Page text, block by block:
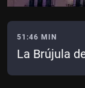
51:46 MIN
La Brújula